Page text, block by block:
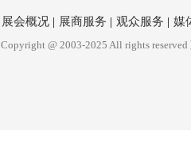
展会概况 | 展商服务 | 观众服务 | 媒
Copyright @ 2003-2025 All rights reserved